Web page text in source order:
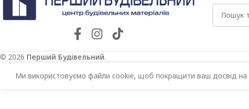
© 2026 Перший Будівельний.
Ми використовуємо файли cookie, щоб покращити ваш досвід на